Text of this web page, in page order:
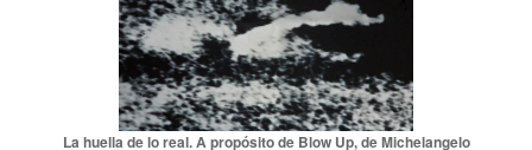
La huella de lo real. A propósito de Blow Up, de Michelangelo